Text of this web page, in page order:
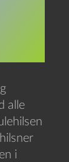
alle
i